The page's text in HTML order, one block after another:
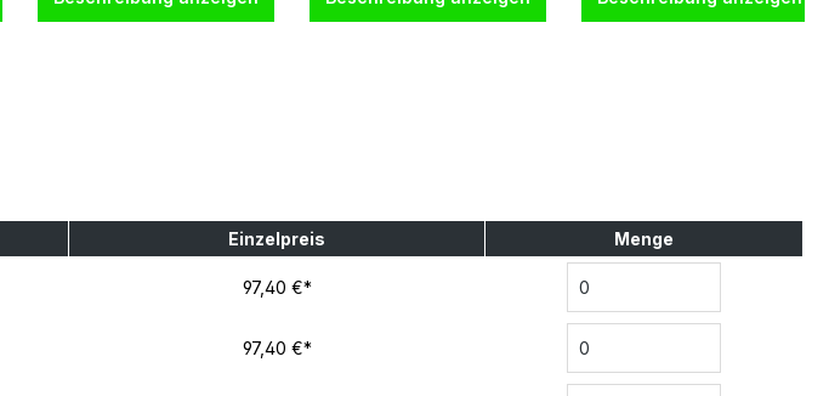
Einzelpreis Menge
97,40 €*
97,40 €*